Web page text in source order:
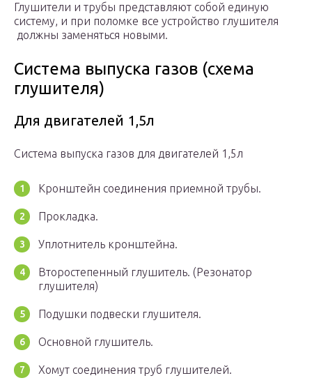
Глушители и трубы представляют собой единую
систему, и при поломке все устройство глушителя
должны заменяться новыми.
Система выпуска газов (схема
глушителя)
Для двигателей 1,5л
Система выпуска газов для двигателей 1,5л
Кронштейн соединения приемной трубы.
Прокладка.
Уплотнитель кронштейна.
Второстепенный глушитель. (Резонатор
глушителя)
Подушки подвески глушителя.
Основной глушитель.
Хомут соединения труб глушителей.